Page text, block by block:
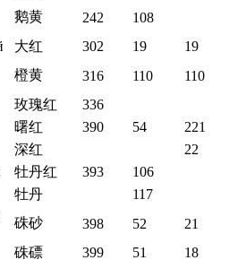
鹅黄 242
108
大红 302 19
19
橙黄 316 110
110
玫瑰红
336
曙红 390 54
221
深红
22
牡丹红 393
106
牡丹
117
硃砂 398 52
21
硃磦 399 51
18